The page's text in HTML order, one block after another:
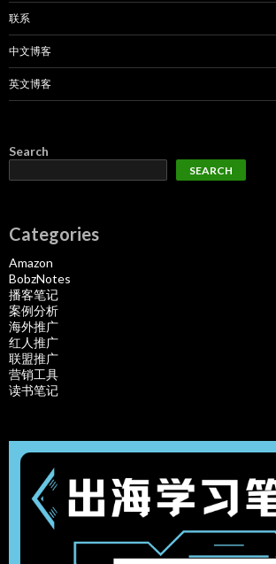
联系
中文博客
英文博客
Search
SEARCH
Categories
Amazon
BobzNotes
播客笔记
案例分析
海外推广
红人推广
联盟推广
营销工具
读书笔记